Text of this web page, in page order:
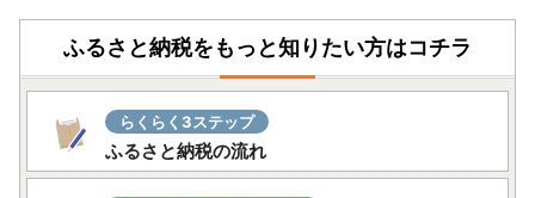
ふるさと納税をもっと知りたい方はコチラ
らくらく3ステップ
ふるさと納税の流れ